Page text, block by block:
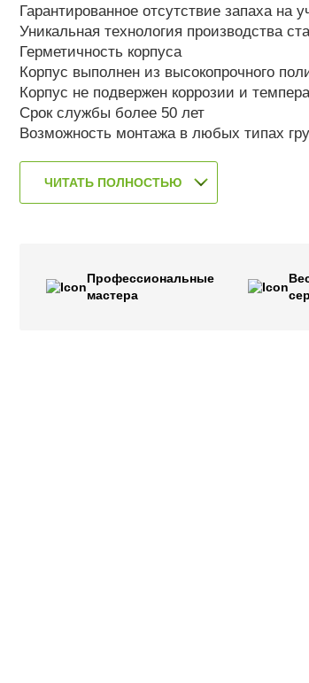
Гарантированное отсутствие запаха на
Уникальная технология производства
Герметичность корпуса
Корпус выполнен из высокопрочного
Корпус не подвержен коррозии и
Срок службы более 50 лет
Возможность монтажа в любых типах
ЧИТАТЬ ПОЛНОСТЬЮ
Профессиональные
мастера